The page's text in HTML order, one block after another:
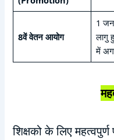
8वें वेतन आयोग
1
लागु
में
शिक्षको के लिए